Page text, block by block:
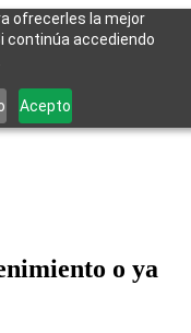
ofrecerles la mejor
continúa accediendo
Acepto
o ya